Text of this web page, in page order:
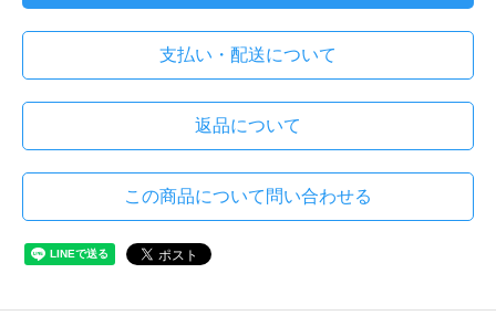
支払い・配送について
返品について
この商品について問い合わせる